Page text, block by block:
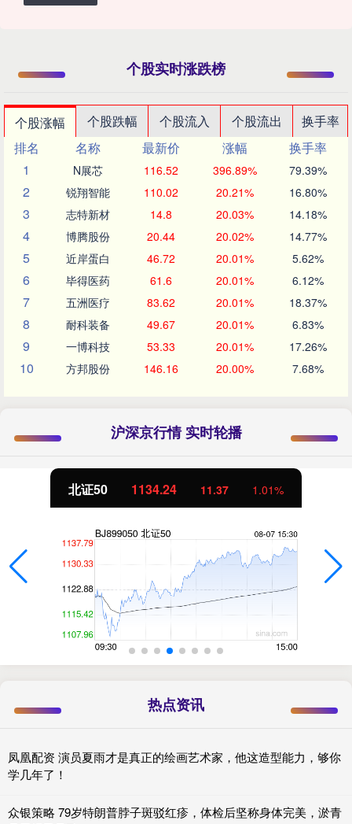
个股实时涨跌榜
个股涨幅 个股跌幅 个股流入 个股流出
换手率
排名
名称 最新价 涨幅
换手率
1
N展芯 116.52 396.89% 79.39%
2 锐翔智能 110.02 20.21% 16.80%
3 志特新材 14.8 20.03% 14.18%
4 博腾股份 20.44 20.02% 14.77%
5 近岸蛋白 46.72 20.01% 5.62%
6 毕得医药 61.6 20.01% 6.12%
7 五洲医疗 83.62 20.01% 18.37%
8 耐科装备 49.67 20.01% 6.83%
9 一博科技 53.33 20.01% 17.26%
10 方邦股份 146.16 20.00% 7.68%
沪深京行情 实时轮播
创业板指 3563.12 47.56 1.35%
热点资讯
凤凰配资 演员夏雨才是真正的绘画艺术家，他这造型能力，够你
学几年了！
众银策略 79岁特朗普脖子斑驳红疹，体检后坚称身体完美，淤青